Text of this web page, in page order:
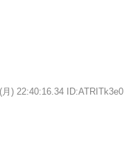
月) 22:40:16.34 ID:ATRITk3e0